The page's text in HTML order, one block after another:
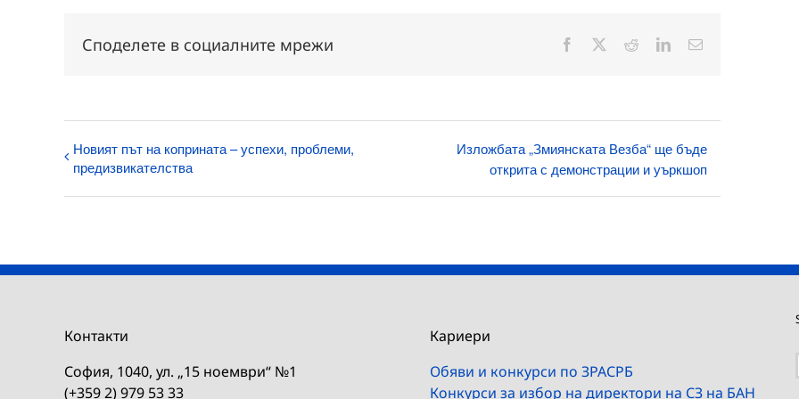
Споделете в социалните мрежи Facebook RedditLinkedInЕлектронна
Новият път на коприната – успехи, проблеми,
предизвикателства
Изложбата „Змиянската Везба“ ще бъде
открита с демонстрации и уъркшоп
Контакти
София, 1040, ул. „15 ноември“ №1
(+359 2) 979 53 33
Кариери
Обяви и конкурси по ЗРАСРБ
Конкурси за избор на директори на СЗ на БАН